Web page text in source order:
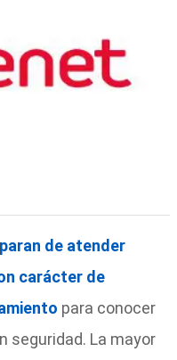
de atender
carácter de
para conocer
seguridad. La mayor